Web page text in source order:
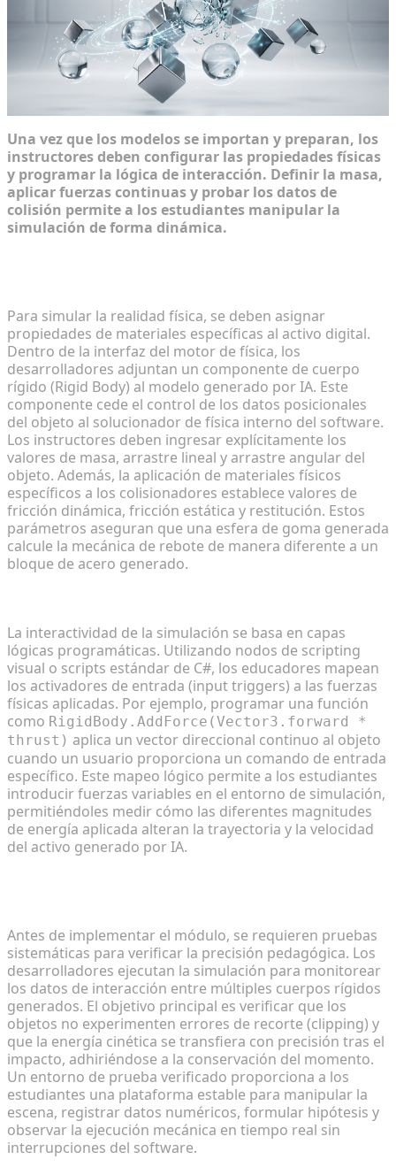
Una vez que los modelos se importan y preparan, los
instructores deben configurar las propiedades físicas
y programar la lógica de interacción. Definir la masa,
aplicar fuerzas continuas y probar los datos de
colisión permite a los estudiantes manipular la
simulación de forma dinámica.
Para simular la realidad física, se deben asignar
propiedades de materiales específicas al activo digital.
Dentro de la interfaz del motor de física, los
desarrolladores adjuntan un componente de cuerpo
rígido (Rigid Body) al modelo generado por IA. Este
componente cede el control de los datos posicionales
del objeto al solucionador de física interno del software.
Los instructores deben ingresar explícitamente los
valores de masa, arrastre lineal y arrastre angular del
objeto. Además, la aplicación de materiales físicos
específicos a los colisionadores establece valores de
fricción dinámica, fricción estática y restitución. Estos
parámetros aseguran que una esfera de goma generada
calcule la mecánica de rebote de manera diferente a un
bloque de acero generado.
La interactividad de la simulación se basa en capas
lógicas programáticas. Utilizando nodos de scripting
visual o scripts estándar de C#, los educadores mapean
los activadores de entrada (input triggers) a las fuerzas
físicas aplicadas. Por ejemplo, programar una función
como RigidBody.AddForce(Vector3.forward *
thrust) aplica un vector direccional continuo al objeto
cuando un usuario proporciona un comando de entrada
específico. Este mapeo lógico permite a los estudiantes
introducir fuerzas variables en el entorno de simulación,
permitiéndoles medir cómo las diferentes magnitudes
de energía aplicada alteran la trayectoria y la velocidad
del activo generado por IA.
Antes de implementar el módulo, se requieren pruebas
sistemáticas para verificar la precisión pedagógica. Los
desarrolladores ejecutan la simulación para monitorear
los datos de interacción entre múltiples cuerpos rígidos
generados. El objetivo principal es verificar que los
objetos no experimenten errores de recorte (clipping) y
que la energía cinética se transfiera con precisión tras el
impacto, adhiriéndose a la conservación del momento.
Un entorno de prueba verificado proporciona a los
estudiantes una plataforma estable para manipular la
escena, registrar datos numéricos, formular hipótesis y
observar la ejecución mecánica en tiempo real sin
interrupciones del software.